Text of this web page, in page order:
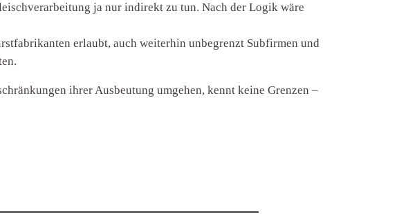
ja nur indirekt zu tun. Nach der Logik wäre
erlaubt, auch weiterhin unbegrenzt Subfirmen und
ihrer Ausbeutung umgehen, kennt keine Grenzen –